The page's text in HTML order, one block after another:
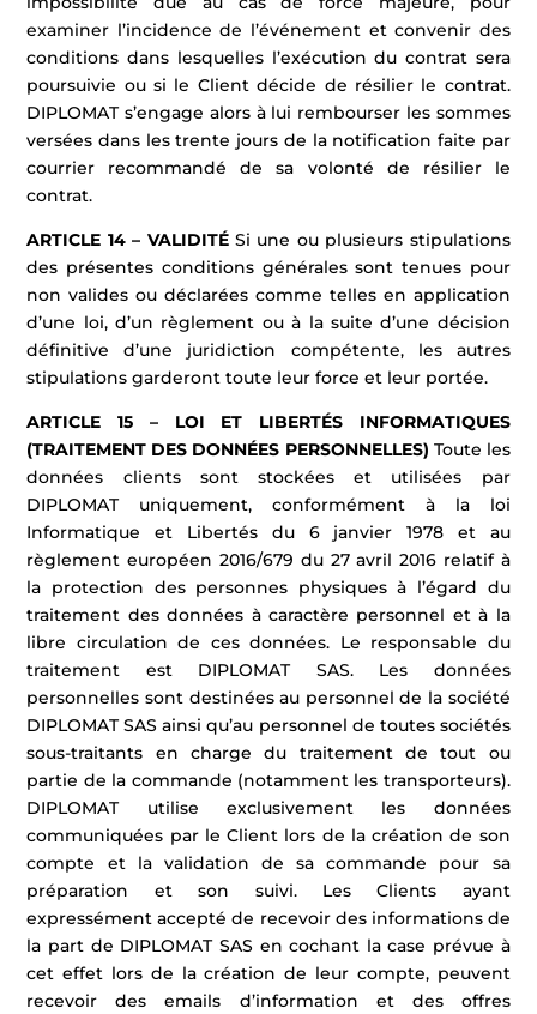
examiner l’incidence de l’événement et convenir des
conditions dans lesquelles l’exécution du contrat sera
poursuivie ou si le Client décide de résilier le contrat.
DIPLOMAT s’engage alors à lui rembourser les sommes
versées dans les trente jours de la notification faite par
courrier recommandé de sa volonté de résilier le
contrat.
ARTICLE 14 – VALIDITÉSi une ou plusieurs stipulations
des présentes conditions générales sont tenues pour
non valides ou déclarées comme telles en application
d’une loi, d’un règlement ou à la suite d’une décision
définitive d’une juridiction compétente, les autres
stipulations garderont toute leur force et leur portée.
ARTICLE 15 – LOI ET LIBERTÉS INFORMATIQUES
(TRAITEMENT DES DONNÉES PERSONNELLES) Toute les
données clients sont stockées et utilisées par
DIPLOMAT uniquement, conformément à la loi
Informatique et Libertés du 6 janvier 1978 et au
règlement européen 2016/679 du 27 avril 2016 relatif à
la protection des personnes physiques à l’égard du
traitement des données à caractère personnel et à la
libre circulation de ces données. Le responsable du
traitement est DIPLOMAT SAS. Les données
personnelles sont destinées au personnel de la société
DIPLOMAT SAS ainsi qu’au personnel de toutes sociétés
sous-traitants en charge du traitement de tout ou
partie de la commande (notamment les transporteurs).
DIPLOMAT utilise exclusivement les données
communiquées par le Client lors de la création de son
compte et la validation de sa commande pour sa
préparation et son suivi. Les Clients ayant
expressément accepté de recevoir des informations de
la part de DIPLOMAT SAS en cochant la case prévue à
cet effet lors de la création de leur compte, peuvent
recevoir des emails d’information et des offres